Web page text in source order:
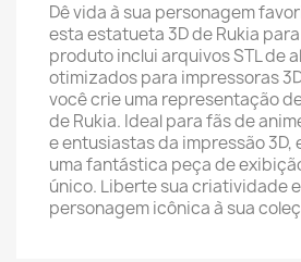
Dê vida à sua personagem
esta estatueta 3D de Rukia
produto inclui arquivos STL de
otimizados para impressoras
você crie uma representação
de Rukia. Ideal para fãs de
e entusiastas da impressão
uma fantástica peça de
único. Liberte sua criatividade
personagem icônica à sua